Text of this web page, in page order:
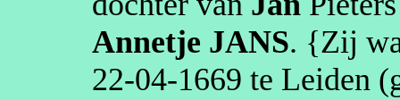
Annetje JANS. {Zij
22‑04‑1669 te Leiden